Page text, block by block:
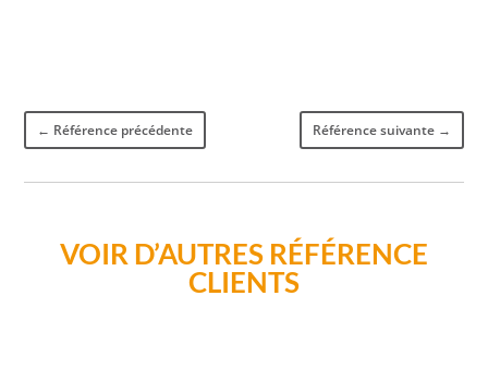
← Référence précédente Référence suivante→
VOIR D’AUTRES RÉFÉRENCE
CLIENTS